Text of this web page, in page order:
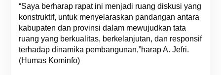
“Saya berharap rapat ini menjadi ruang diskusi yang
konstruktif, untuk menyelaraskan pandangan antara
kabupaten dan provinsi dalam mewujudkan tata
ruang yang berkualitas, berkelanjutan, dan responsif
terhadap dinamika pembangunan,”harap A. Jefri.
(Humas Kominfo)